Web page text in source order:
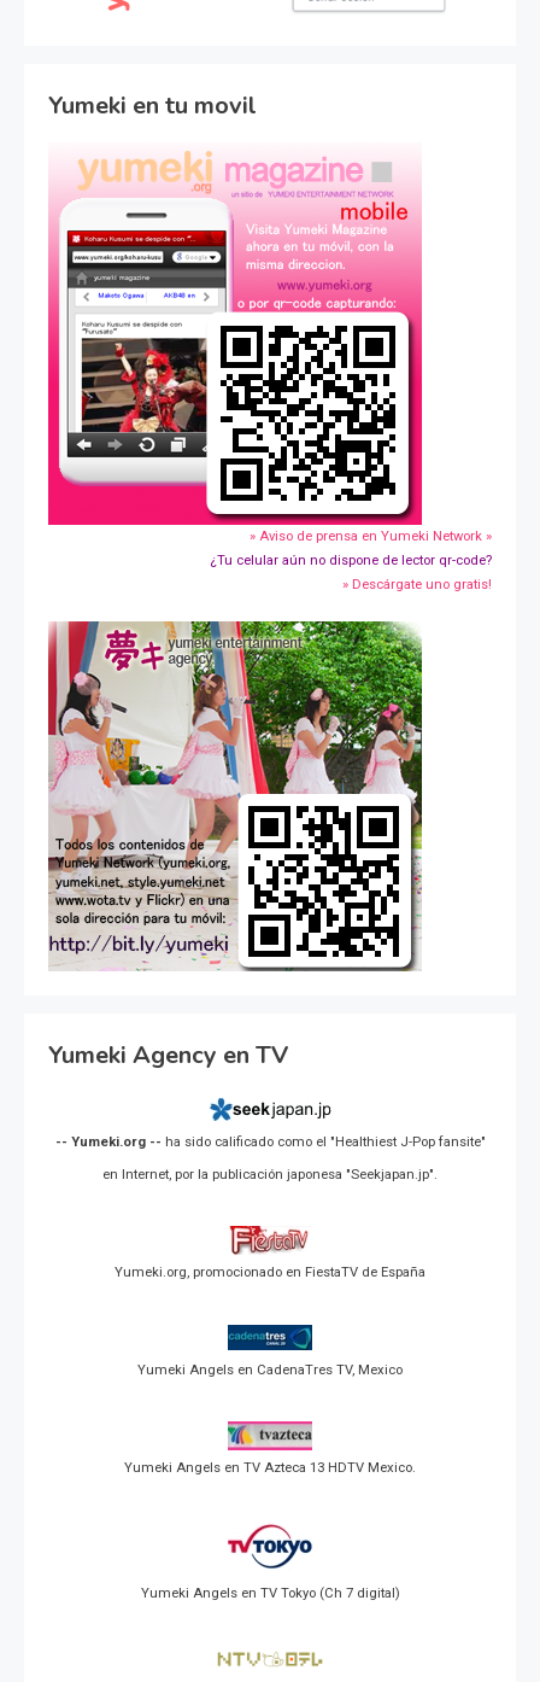
Yumeki en tu movil
» Aviso de prensa en Yumeki Network »
¿Tu celular aún no dispone de lector qr-code?
» Descárgate uno gratis!
Yumeki Agency en TV
-- Yumeki.org -- ha sido calificado como el "Healthiest J-Pop fansite"
en Internet, por la publicación japonesa "Seekjapan.jp".
Yumeki.org, promocionado en FiestaTV de España
Yumeki Angels en CadenaTres TV, Mexico
Yumeki Angels en TV Azteca 13 HDTV Mexico.
Yumeki Angels en TV Tokyo (Ch 7 digital)